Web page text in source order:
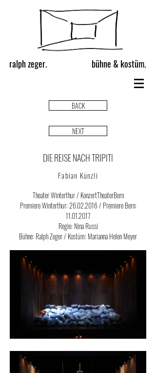
ralph zeger. bühne & kostüm.
Fabian Künzli
Theater Winterthur / KonzertTheaterBern
Premiere Winterthur:26.02.2016/ Premiere Bern:
11.01.2017
Regie: Nina Russi
Bühne: Ralph Zeger / Kostüm: Marianna Helen Meyer
DIE REISE NACH TRIPITI
BACK
NEXT